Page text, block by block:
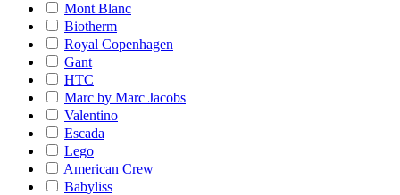
Mont Blanc
Biotherm
Royal Copenhagen
Gant
HTC
Marc by Marc Jacobs
Valentino
Escada
Lego
American Crew
Babyliss